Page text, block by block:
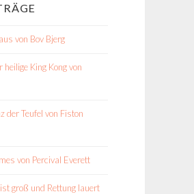
von Bov Bjerg
King Kong von
der Teufel von Fiston
von Percival Everett
groß und Rettung lauert